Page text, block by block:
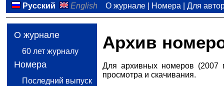
Русский English О журнале| Номера Для
О журнале
60 лет журналу
Номера
Последний выпуск
Архив
Для архивных номеров (2007
просмотра и скачивания.